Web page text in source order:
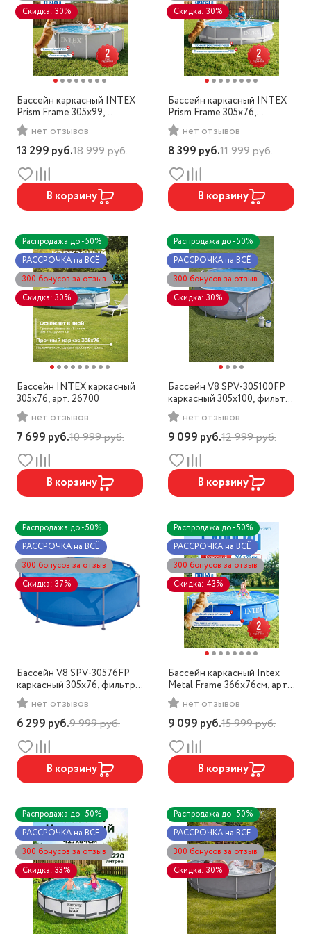
Бассейн каркасный INTEX
Prism Frame 305x99,
фильтр-насос, арт.
26706SC
нет отзывов
13 299 руб.18 999руб.
В корзину
Скидка: 30%
Бассейн каркасный INTEX
Prism Frame 305x76,
фильтр-насос, арт. 26702
нет отзывов
8 399 руб.11 999руб.
В корзину
Скидка: 30%
Бассейн INTEX каркасный
305x76, арт. 26700
нет отзывов
7 699 руб.10 999руб.
В корзину
Распродажа до -50%
РАССРОЧКА на ВСЁ
300 бонусов за отзыв
Скидка: 30%
Бассейн V8 SPV-305100FP
каркасный 305x100, фильтр-
насоснет отзывов
9 099 руб.12 999руб.
В корзину
Распродажа до -50%
РАССРОЧКА на ВСЁ
300 бонусов за отзыв
Скидка: 30%
Бассейн V8 SPV-30576FP
каркасный 305x76, фильтр-
насоснет отзывов
6 299 руб.9 999руб.
В корзину
Распродажа до -50%
РАССРОЧКА на ВСЁ
300 бонусов за отзыв
Скидка: 37%
Бассейн каркасный Intex
Metal Frame 366x76см, арт.
28210нет отзывов
9 099 руб.15 999руб.
В корзину
Распродажа до -50%
РАССРОЧКА на ВСЁ
300 бонусов за отзыв
Скидка: 43%
Распродажа до -50%
РАССРОЧКА на ВСЁ
300 бонусов за отзыв
Скидка: 33%
Распродажа до -50%
РАССРОЧКА на ВСЁ
300 бонусов за отзыв
Скидка: 30%